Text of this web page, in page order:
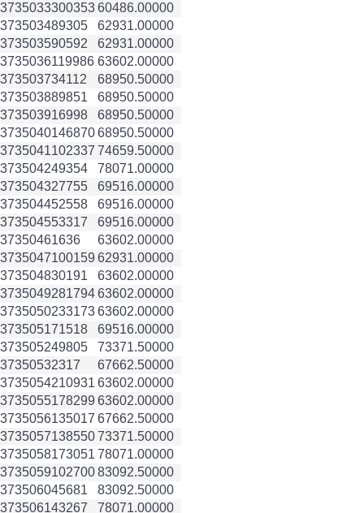
373503330035360486.00000
373503489305
62931.00000
373503590592
62931.00000
3735036119986 63602.00000
373503734112
68950.50000
373503889851
68950.50000
373503916998
68950.50000
373504014687068950.50000
3735041102337 74659.50000
373504249354
78071.00000
373504327755
69516.00000
373504452558
69516.00000
373504553317
69516.00000
37350461636
63602.00000
3735047100159 62931.00000
373504830191
63602.00000
373504928179463602.00000
373505023317363602.00000
373505171518
69516.00000
373505249805
73371.50000
37350532317
67662.50000
3735054210931 63602.00000
3735055178299 63602.00000
3735056135017 67662.50000
373505713855073371.50000
3735058173051 78071.00000
373505910270083092.50000
373506045681
83092.50000
373506143267 78071.00000